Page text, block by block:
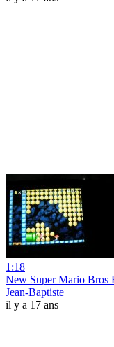
1:18
New Super Mario Bros
Jean-Baptiste
il y a 17 ans